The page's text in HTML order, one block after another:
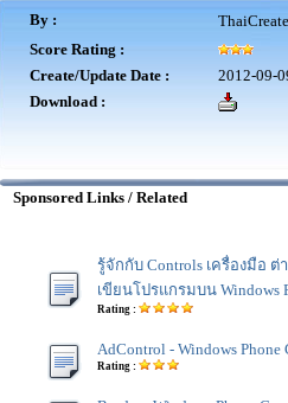
By :
Score Rating :
Create/Update Date :
2012-09-
Download :
Sponsored Links / Related
รู้จักกับ Controls เครื่องมือ ต่
เขียนโปรแกรมบน Windows
Rating :
AdControl - Windows Phone
Rating :